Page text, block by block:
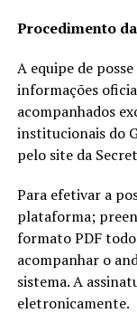
Procedimento
A equipe de
informações
acompanhados
institucionais do
pelo site da
Para efetivar a
plataforma;
formato PDF
acompanhar o
sistema. A
eletronicamente.